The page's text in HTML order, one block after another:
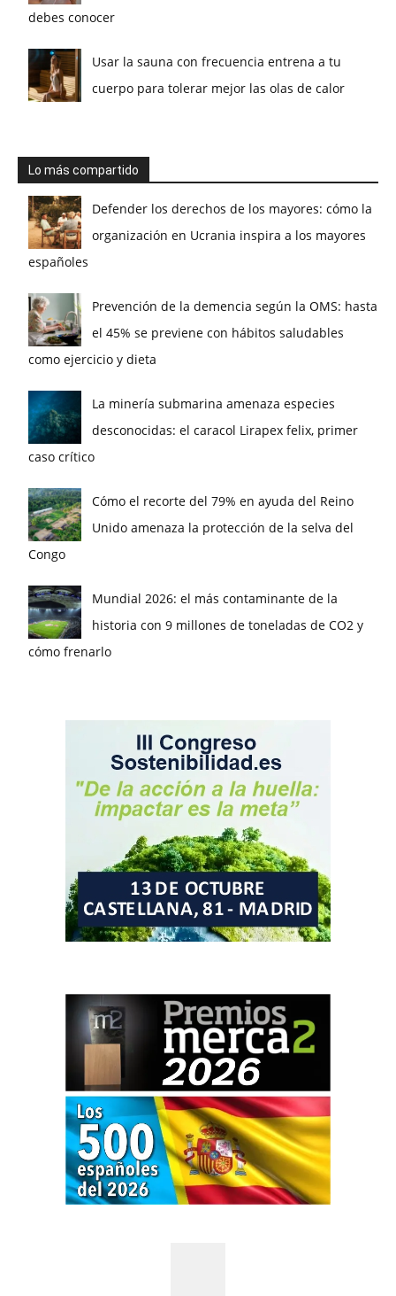
debes conocer
Usar la sauna con frecuencia entrena a tu
cuerpo para tolerar mejor las olas de calor
Lo más compartido
Defender los derechos de los mayores: cómo la
organización en Ucrania inspira a los mayores
españoles
Prevención de la demencia según la OMS: hasta
el 45% se previene con hábitos saludables
como ejercicio y dieta
La minería submarina amenaza especies
desconocidas: el caracol Lirapex felix, primer
caso crítico
Cómo el recorte del 79% en ayuda del Reino
Unido amenaza la protección de la selva del
Congo
Mundial 2026: el más contaminante de la
historia con 9 millones de toneladas de CO2 y
cómo frenarlo